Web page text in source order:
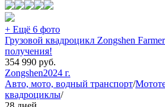
+ Ещё 6 фото
Грузовой квадроцикл Zongshen
получения!
354 990 руб.
Zongshen2024 г.
Авто, мото, водный транспорт/
квадроциклы/